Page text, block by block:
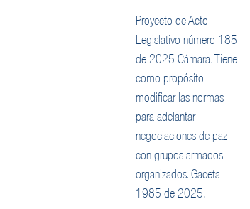
Proyecto de Acto
Legislativo número 185
de 2025 Cámara. Tiene
como propósito
modificar las normas
para adelantar
negociaciones de paz
con grupos armados
organizados. Gaceta
1985 de 2025.